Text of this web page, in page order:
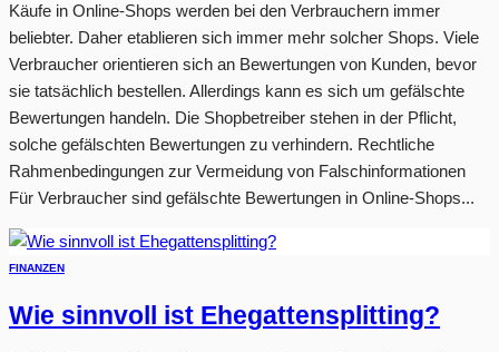
Käufe in Online-Shops werden bei den Verbrauchern immer
beliebter. Daher etablieren sich immer mehr solcher Shops. Viele
Verbraucher orientieren sich an Bewertungen von Kunden, bevor
sie tatsächlich bestellen. Allerdings kann es sich um gefälschte
Bewertungen handeln. Die Shopbetreiber stehen in der Pflicht,
solche gefälschten Bewertungen zu verhindern. Rechtliche
Rahmenbedingungen zur Vermeidung von Falschinformationen
Für Verbraucher sind gefälschte Bewertungen in Online-Shops...
FINANZEN
Wie sinnvoll ist Ehegattensplitting?